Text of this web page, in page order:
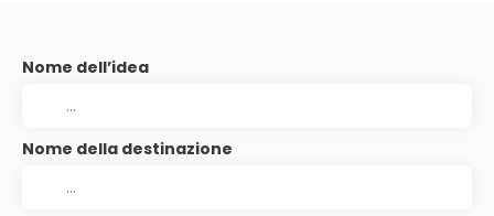
Nome dell’idea
Nome della destinazione